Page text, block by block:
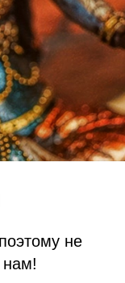
не
нам!